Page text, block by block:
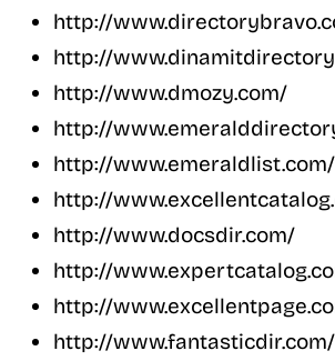
http://
http://
http://www.dmozy.com/
http://
http://www.emeraldlist.com/
http://
http://www.docsdir.com/
http://
http://
http://www.fantasticdir.com/